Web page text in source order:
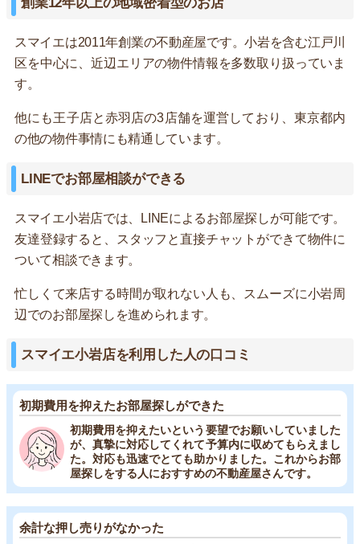
スマイエは2011年創業の不動産屋です。小岩を含む江戸川
区を中心に、近辺エリアの物件情報を多数取り扱っていま
す。
他にも王子店と赤羽店の3店舗を運営しており、東京都内
の他の物件事情にも精通しています。
LINEでお部屋相談ができる
スマイエ小岩店では、LINEによるお部屋探しが可能です。
友達登録すると、スタッフと直接チャットができて物件に
ついて相談できます。
忙しくて来店する時間が取れない人も、スムーズに小岩周
辺でのお部屋探しを進められます。
スマイエ小岩店を利用した人の口コミ
初期費用を抑えたお部屋探しができた
初期費用を抑えたいという要望でお願いしていました
が、真摯に対応してくれて予算内に収めてもらえまし
た。対応も迅速でとても助かりました。これからお部
屋探しをする人におすすめの不動産屋さんです。
余計な押し売りがなかった